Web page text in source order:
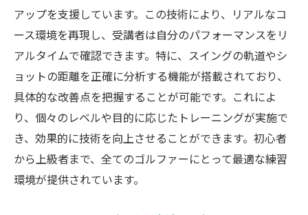
アップを支援しています。この技術により、リアルなコ
ース環境を再現し、受講者は自分のパフォーマンスをリ
アルタイムで確認できます。特に、スイングの軌道やシ
ョットの距離を正確に分析する機能が搭載されており、
具体的な改善点を把握することが可能です。これによ
り、個々のレベルや目的に応じたトレーニングが実施で
き、効果的に技術を向上させることができます。初心者
から上級者まで、全てのゴルファーにとって最適な練習
環境が提供されています。